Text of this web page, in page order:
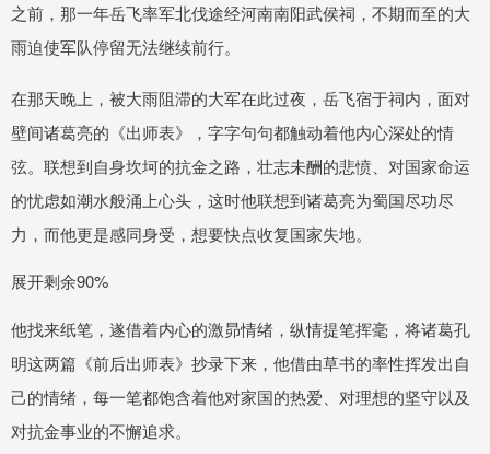
之前，那一年岳飞率军北伐途经河南南阳武侯祠，不期而至的大
雨迫使军队停留无法继续前行。
在那天晚上，被大雨阻滞的大军在此过夜，岳飞宿于祠内，面对
壁间诸葛亮的《出师表》，字字句句都触动着他内心深处的情
弦。联想到自身坎坷的抗金之路，壮志未酬的悲愤、对国家命运
的忧虑如潮水般涌上心头，这时他联想到诸葛亮为蜀国尽功尽
力，而他更是感同身受，想要快点收复国家失地。
展开剩余90%
他找来纸笔，遂借着内心的激昴情绪，纵情提笔挥毫，将诸葛孔
明这两篇《前后出师表》抄录下来，他借由草书的率性挥发出自
己的情绪，每一笔都饱含着他对家国的热爱、对理想的坚守以及
对抗金事业的不懈追求。